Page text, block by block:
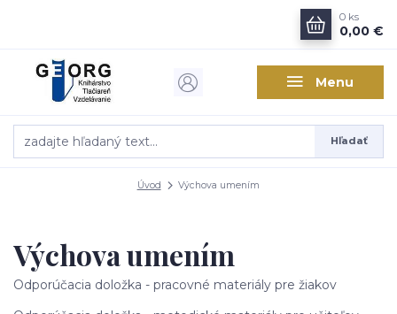
Menu
Hľadať
0 ks
0,00 €
Úvod Výchova umením
Výchova umením
Odporúčacia doložka - pracovné materiály pre žiakov